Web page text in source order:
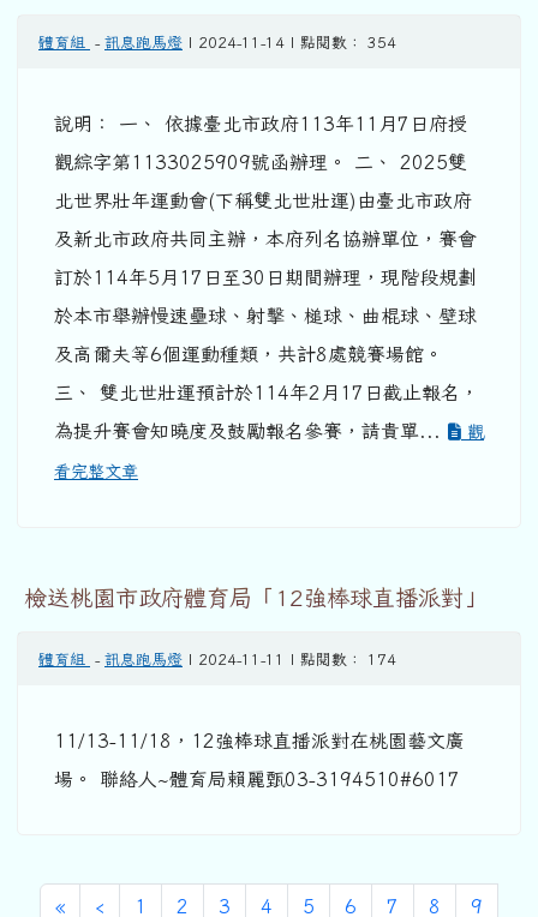
體育組 - 訊息跑馬燈 | 2024-11-14 | 點閱數： 354
說明： 一、 依據臺北市政府113年11月7日府授
觀綜字第1133025909號函辦理。 二、 2025雙
北世界壯年運動會(下稱雙北世壯運)由臺北市政府
及新北市政府共同主辦，本府列名協辦單位，賽會
訂於114年5月17日至30日期間辦理，現階段規劃
於本市舉辦慢速壘球、射擊、槌球、曲棍球、壁球
及高爾夫等6個運動種類，共計8處競賽場館。
三、 雙北世壯運預計於114年2月17日截止報名，
為提升賽會知曉度及鼓勵報名參賽，請貴單...
觀
看完整文章
檢送桃園市政府體育局「12強棒球直播派對」
體育組 - 訊息跑馬燈 | 2024-11-11 | 點閱數： 174
11/13-11/18，12強棒球直播派對在桃園藝文廣
場。 聯絡人~體育局賴麗甄03-3194510#6017
«第一頁
‹ 上一頁
1 2 3 4 5 6 7 8 9